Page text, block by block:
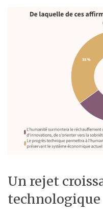
Un rejet
technologique